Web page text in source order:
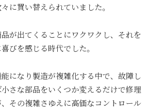
に買い替えられていました。
が出てくることにワクワクし、それを
びを感じる時代でした。
になり製造が複雑化する中で、故障し
さな部品をいくつか変えるだけで修理
その複雑さゆえに高価なコントロール